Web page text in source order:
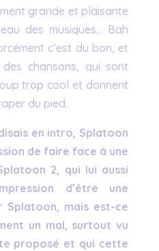
grande et plaisante
des musiques… Bah
c’est du bon, et
chansons, qui sont
trop cool et donnent
du pied.
en intro, Splatoon
de faire face à une
2, qui lui aussi
d’être une
Splatoon, mais est-ce
un mal, surtout vu
proposé et qui cette